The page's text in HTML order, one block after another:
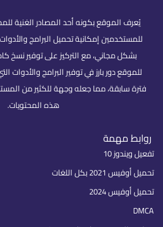
يُعرف الموقع بكونه أحد المصادر الغنية
للمستخدمين إمكانية تحميل البرامج
بشكل مجاني، مع التركيز على توفير نسخ
للموقع دور بارز في توفير البرامج والأدوات
فترة سابقة، مما جعله وجهة للكثير من
هذه المحتويات.
روابط مهمة
تفعيل ويندوز 10
تحميل أوفيس 2021 بكل اللغات
تحميل أوفيس 2024
DMCA